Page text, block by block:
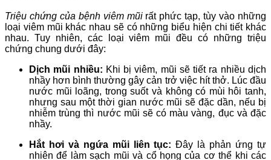
Triệu chứng của bệnh viêm mũirất phức tạp, tùy vào những
loại viêm mũi khác nhau sẽ có những biểu hiện chi tiết khác
nhau. Tuy nhiên, các loại viêm mũi đều có những triệu
chứng chung dưới đây:
Dịch mũi nhiều: Khi bị viêm, mũi sẽ tiết ra nhiều dịch
nhầy hơn bình thường gây cản trở việc hít thở. Lúc đầu
nước mũi loãng, trong suốt và không có mùi hôi tanh,
nhưng sau một thời gian nước mũi sẽ đặc dần, nếu bị
nhiễm trùng thì nước mũi sẽ có màu vàng, đục và đặc
nhầy.
Hắt hơi và ngứa mũi liên tục: Đây là phản ứng tự
nhiên để làm sạch mũi và cổ họng của cơ thể khi các